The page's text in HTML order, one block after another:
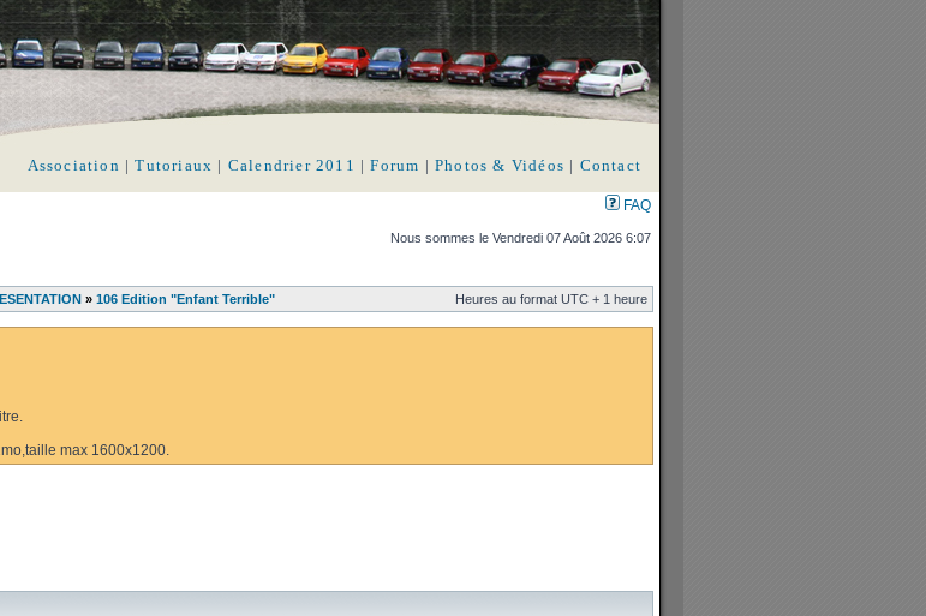
Association |Tutoriaux | Calendrier 2011 |Forum | Photos & Vidéos | Contact
FAQ
Nous sommes le Vendredi 07 Août 2026 6:07
» 106 Edition "Enfant Terrible" Heures au format UTC + 1 heure
max 1600x1200.